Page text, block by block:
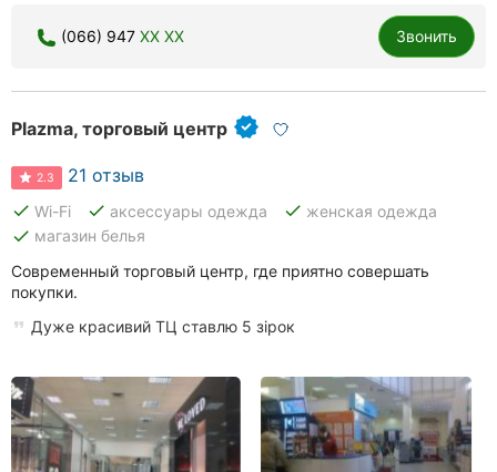
(066) 947 XX XX Звонить
Plazma, торговый центр
2.3 21 отзыв
done Wi-Fi done аксессуары одежда done женская одежда
done магазин белья
Современный торговый центр, где приятно совершать
покупки.
Дуже красивий ТЦ ставлю 5 зірок